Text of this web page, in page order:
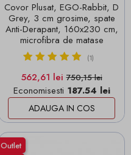
Covor Plusat, EGO-Rabbit, D
Grey, 3 cm grosime, spate
Anti-Derapant, 160x230 cm,
microfibra de matase
(1)
Pret
562,61 leiPret de baza
750,15 lei
Economisesti 187.54 lei
ADAUGA IN COS
Outlet